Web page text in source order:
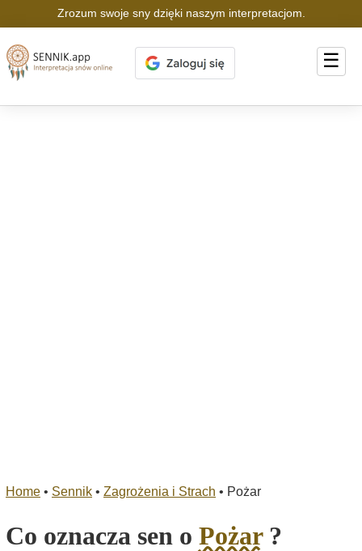
Zrozum swoje sny dzięki naszym interpretacjom.
☰
Home • Sennik • Zagrożenia i Strach • Pożar
Co oznacza sen o Pożar?